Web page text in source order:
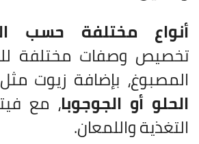
أنواع مختلفة حسب
تخصيص وصفات مختلفة
المصبوغ، بإضافة زيوت مثل
الحلو أو الجوجوبا
التغذية واللمعان.